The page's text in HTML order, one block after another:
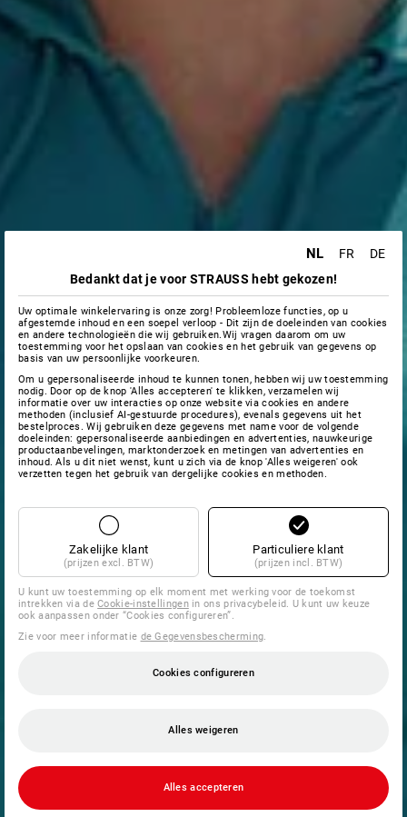
NL FR
DE
Bedankt dat je voor STRAUSS hebt gekozen!
Uw optimale winkelervaring is onze zorg! Probleemloze functies, op u
afgestemde inhoud en een soepel verloop - Dit zijn de doeleinden van cookies
en andere technologieën die wij gebruiken.Wij vragen daarom om uw
toestemming voor het opslaan van cookies en het gebruik van gegevens op
basis van uw persoonlijke voorkeuren.
Om u gepersonaliseerde inhoud te kunnen tonen, hebben wij uw toestemming
nodig. Door op de knop 'Alles accepteren' te klikken, verzamelen wij
informatie over uw interacties op onze website via cookies en andere
methoden (inclusief AI-gestuurde procedures), evenals gegevens uit het
bestelproces. Wij gebruiken deze gegevens met name voor de volgende
doeleinden: gepersonaliseerde aanbiedingen en advertenties, nauwkeurige
productaanbevelingen, marktonderzoek en metingen van advertenties en
inhoud. Als u dit niet wenst, kunt u zich via de knop 'Alles weigeren' ook
verzetten tegen het gebruik van dergelijke cookies en methoden.
Zakelijke klant
(prijzen excl. BTW)
Particuliere klant
(prijzen incl. BTW)
U kunt uw toestemming op elk moment met werking voor de toekomst
intrekken via deCookie-instellingenin ons privacybeleid. U kunt uw keuze
ook aanpassen onder “Cookies configureren”.
Zie voor meer informatie de Gegevensbescherming
Cookies configureren
Alles weigeren
Alles accepteren